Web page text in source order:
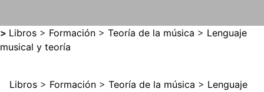
> Libros > Formación > Teoría de la música > Lenguaje
musical y teoría
Libros > Formación > Teoría de la música > Lenguaje